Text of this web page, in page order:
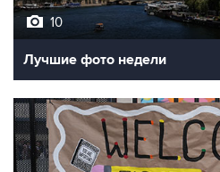
Лучшие фото недели